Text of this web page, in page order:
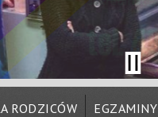
RODZICÓW EGZAMINY